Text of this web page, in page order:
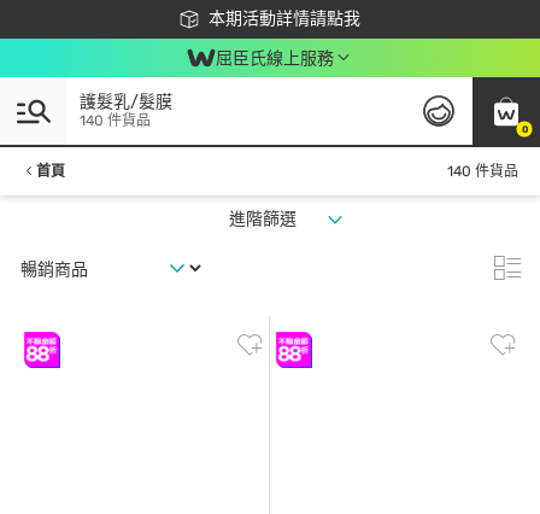
本期活動詳情請點我
下載app最高回饋$350
屈臣氏線上服務
0
護髮乳/髮膜
140 件貨品
首頁 140 件貨品
進階篩選